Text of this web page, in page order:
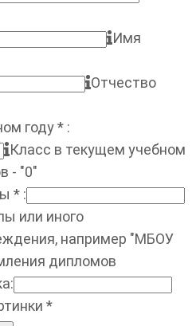
Имя
Отчество
году* :
Класс в текущем учебном
- "0"
* :
или иного
например "МБОУ
дипломов
:
*